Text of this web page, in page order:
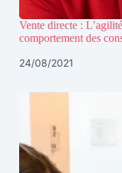
Vente directe :
comportement des
24/08/2021